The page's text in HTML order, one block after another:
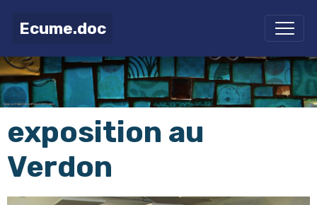
Ecume.doc
exposition au
Verdon